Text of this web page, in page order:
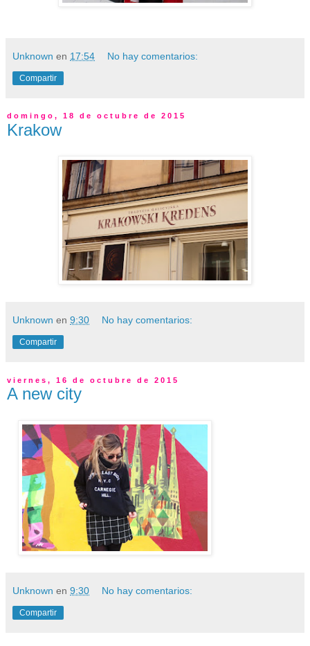
Unknown en 17:54 No hay comentarios:
Compartir
domingo, 18 de octubre de 2015
Krakow
Unknown en 9:30 No hay comentarios:
Compartir
viernes, 16 de octubre de 2015
A new city
Unknown en 9:30 No hay comentarios:
Compartir